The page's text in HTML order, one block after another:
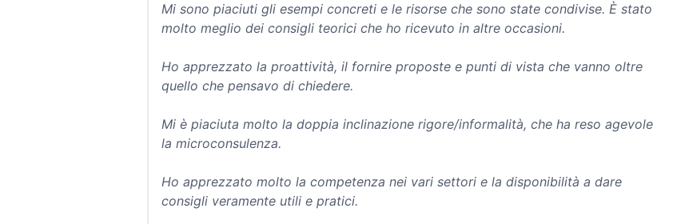
Mi sono piaciuti gli esempi concreti e le risorse che sono state condivise. È stato
molto meglio dei consigli teorici che ho ricevuto in altre occasioni.
Ho apprezzato la proattività, il fornire proposte e punti di vista che vanno oltre
quello che pensavo di chiedere.
Mi è piaciuta molto la doppia inclinazione rigore/informalità, che ha reso agevole
la microconsulenza.
Ho apprezzato molto la competenza nei vari settori e la disponibilità a dare
consigli veramente utili e pratici.